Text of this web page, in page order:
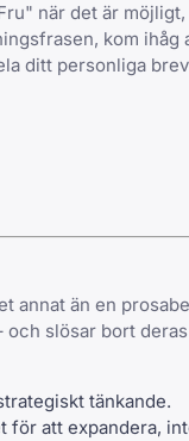
när det är
kom ihåg
ditt personliga
annat än en
och slösar bort
tänkande.
för att expandera,